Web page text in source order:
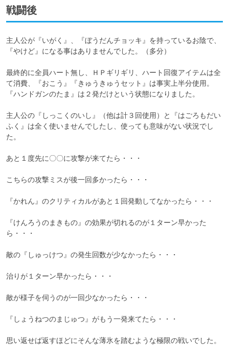
戦闘後
主人公が『いがく』、『ぼうだんチョッキ』を持っているお陰で、
『やけど』になる事はありませんでした。（多分）
最終的に全員ハート無し、ＨＰギリギリ、ハート回復アイテムは全
て消費、『おこう』『きゅうきゅうセット』は事実上半分使用。
『ハンドガンのたま』は２発だけという状態になりました。
主人公の『しっこくのいし』（他は計３回使用）と『はごろもだい
ふく』は全く使いませんでしたし、使っても意味がない状況でし
た。
あと１度先に〇〇に攻撃が来てたら・・・
こちらの攻撃ミスが後一回多かったら・・・
『かれん』のクリティカルがあと１回発動してなかったら・・・
『けんろうのまきもの』の効果が切れるのが１ターン早かった
ら・・・
敵の『しゅっけつ』の発生回数が少なかったら・・・
治りが１ターン早かったら・・・
敵が様子を伺うのが一回少なかったら・・・
『しょうねつのまじゅつ』がもう一発来てたら・・・
思い返せば返すほどにそんな薄氷を踏むような極限の戦いでした。